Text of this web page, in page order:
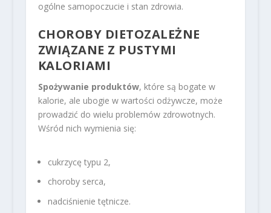
ogólne samopoczucie i stan zdrowia.
CHOROBY DIETOZALEŻNE
ZWIĄZANE Z PUSTYMI
KALORIAMI
Spożywanie produktów, które są bogate w
kalorie, ale ubogie w wartości odżywcze, może
prowadzić do wielu problemów zdrowotnych.
Wśród nich wymienia się:
cukrzycę typu 2,
choroby serca,
nadciśnienie tętnicze.